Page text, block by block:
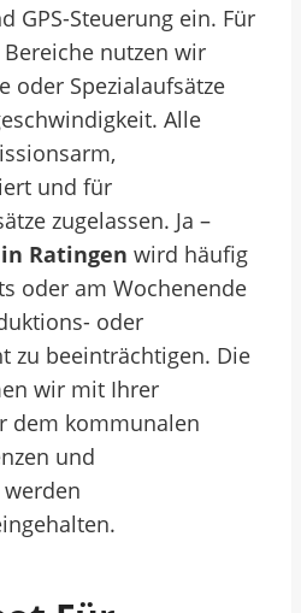
GPS-Steuerung ein. Für
nutzen wir
oder Spezialaufsätze
Alle
und für
zugelassen. Ja –
Ratingen wird häufig
oder am Wochenende
oder
zu beeinträchtigen. Die
wir mit Ihrer
dem kommunalen
und